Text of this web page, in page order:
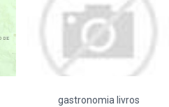
gastronomia livros